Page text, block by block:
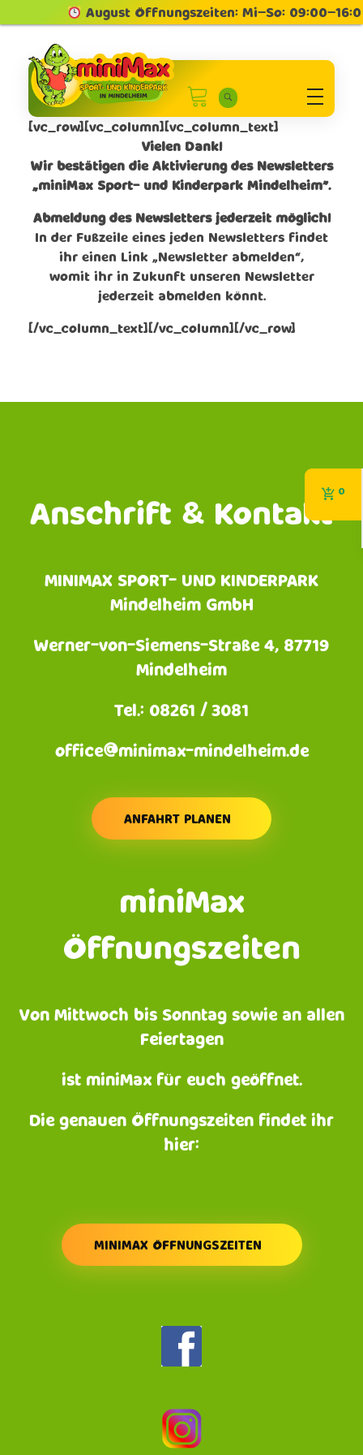
August Öffnungszeiten: Mi–So:
Minimax Sport und Kinderpark in Mindelheim
Sport und Kinderpark
[vc_row][vc_column][vc_column_text]
Vielen Dank!
Wir bestätigen die Aktivierung des Newsletters
„miniMax Sport- und Kinderpark Mindelheim”.
Abmeldung des Newsletters jederzeit möglich!
In der Fußzeile eines jeden Newsletters findet
ihr einen Link „Newsletter abmelden“,
womit ihr in Zukunft unseren Newsletter
jederzeit abmelden könnt.
[/vc_column_text][/vc_column][/vc_row]
Anschrift & Kontakt
MINIMAX SPORT- UND KINDERPARK
Mindelheim GmbH
Werner-von-Siemens-Straße 4, 87719
Mindelheim
Tel.: 08261 / 3081
office@minimax-mindelheim.de
ANFAHRT PLANEN
miniMax
Öffnungszeiten
Von Mittwoch bis Sonntag sowie an allen
Feiertagen
ist miniMax für euch geöffnet.
Die genauen Öffnungszeiten findet ihr
hier:
MINIMAX ÖFFNUNGSZEITEN
0